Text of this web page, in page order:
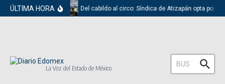
Saltar al contenido
ÚLTIMA HORA Del cabildo al circo: Síndica de Atizapán opta por
La Voz del Estado de México
Buscar: